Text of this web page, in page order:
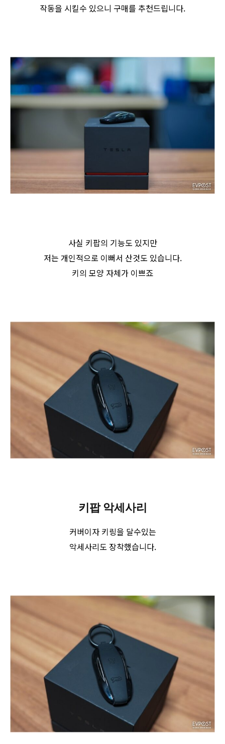
작동을 시킬수 있으니 구매를 추천드립니다.
사실 키팝의 기능도 있지만
저는 개인적으로 이뻐서 산것도 있습니다.
키의 모양 자체가 이쁘죠
키팝 악세사리
커버이자 키링을 달수있는
악세사리도 장착했습니다.